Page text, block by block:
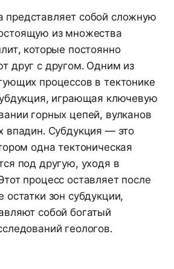
представляет собой сложную
из множества
которые постоянно
друг с другом. Одним из
процессов в тектонике
играющая ключевую
горных цепей, вулканов
впадин. Субдукция — это
одна тектоническая
под другую, уходя в
процесс оставляет после
остатки зон субдукции,
собой богатый
геологов.